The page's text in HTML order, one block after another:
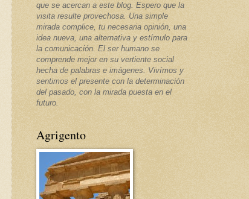
que se acercan a este blog. Espero que la
visita resulte provechosa. Una simple
mirada complice, tu necesaria opinión, una
idea nueva, una alternativa y estímulo para
la comunicación. El ser humano se
comprende mejor en su vertiente social
hecha de palabras e imágenes. Vivímos y
sentimos el presente con la determinación
del pasado, con la mirada puesta en el
futuro.
Agrigento